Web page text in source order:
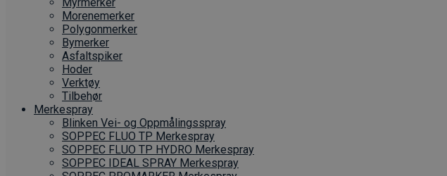
Morenemerker
Polygonmerker
Bymerker
Asfaltspiker
Hoder
Verktøy
Tilbehør
Merkespray
Blinken Vei- og Oppmålingsspray
SOPPEC FLUO TP Merkespray
SOPPEC FLUO TP HYDRO Merkespray
SOPPEC IDEAL SPRAY Merkespray